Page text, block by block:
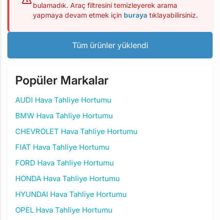
bulamadık. Araç filtresini temizleyerek arama
yapmaya devam etmek için buraya tıklayabilirsiniz.
Tüm ürünler yüklendi
Popüler Markalar
AUDI Hava Tahliye Hortumu
BMW Hava Tahliye Hortumu
CHEVROLET Hava Tahliye Hortumu
FIAT Hava Tahliye Hortumu
FORD Hava Tahliye Hortumu
HONDA Hava Tahliye Hortumu
HYUNDAI Hava Tahliye Hortumu
OPEL Hava Tahliye Hortumu